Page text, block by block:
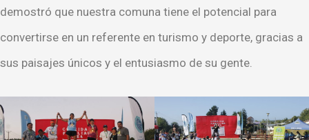
demostró que nuestra comuna tiene el potencial para
convertirse en un referente en turismo y deporte, gracias a
sus paisajes únicos y el entusiasmo de su gente.